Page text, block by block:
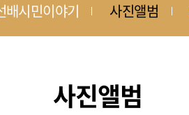
배시민이야기 사진앨범
사진앨범